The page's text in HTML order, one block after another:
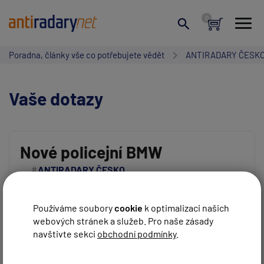
Používáme souborycookie k optimalizaci našich
webových stránek a služeb. Pro naše zásady
navštivte sekci obchodní podmínky.
Poradna, články vše co potřebujete vědět ANTIRADARY
Vaše dotazy
Vaše jméno:
Váš e-mail:
Nové policejní BMW
ANTIRADARY ČESKO
antiradar neúčinný ?
Renda4 před 5 roky